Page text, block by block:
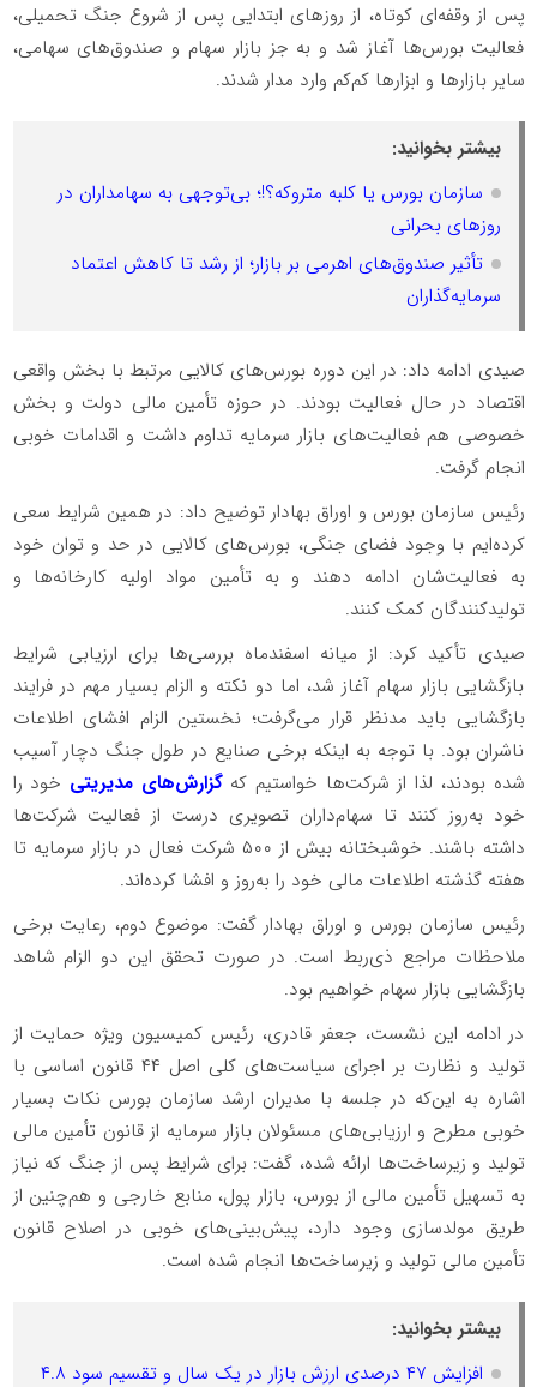
پس از وقفه‌ای کوتاه، از روز‌های ابتدایی پس از شروع جنگ تحمیلی،
فعالیت بورس‌ها آغاز شد و به جز بازار سهام و صندوق‌های سهامی،
سایر بازار‌ها و ابزار‌ها کم‌کم وارد مدار شدند.
بیشتر بخوانید:
سازمان بورس یا کلبه متروکه؟!؛ بی‌توجهی به سهامداران در
روزهای بحرانی
تأثیر صندوق‌های اهرمی بر بازار؛ از رشد تا کاهش اعتماد
سرمایه‌گذاران
صیدی ادامه داد: در این دوره بورس‌های کالایی مرتبط با بخش واقعی
اقتصاد در حال فعالیت بودند. در حوزه تأمین مالی دولت و بخش
خصوصی هم فعالیت‌های بازار سرمایه تداوم داشت و اقدامات خوبی
انجام گرفت.
رئیس سازمان بورس و اوراق بهادار توضیح داد: در همین شرایط سعی
کرده‌ایم با وجود فضای جنگی، بورس‌های کالایی در حد و توان خود
به فعالیت‌شان ادامه دهند و به تأمین مواد اولیه کارخانه‌ها و
تولیدکنندگان کمک کنند.
صیدی تأکید کرد: از میانه اسفندماه بررسی‌ها برای ارزیابی شرایط
بازگشایی بازار سهام آغاز شد، اما دو نکته و الزام بسیار مهم در فرایند
بازگشایی باید مدنظر قرار می‌گرفت؛ نخستین الزام افشای اطلاعات
ناشران بود. با توجه به اینکه برخی صنایع در طول جنگ دچار آسیب
شده بودند، لذا از شرکت‌ها خواستیم که گزارش‌های مدیریتی خود را
خود به‌روز کنند تا سهام‌داران تصویری درست از فعالیت شرکت‌ها
داشته باشند. خوشبختانه بیش از ۵۰۰ شرکت فعال در بازار سرمایه تا
هفته گذشته اطلاعات مالی خود را به‌روز و افشا کرده‌اند.
رئیس سازمان بورس و اوراق بهادار گفت: موضوع دوم، رعایت برخی
ملاحظات مراجع ذی‌ربط است. در صورت تحقق این دو الزام شاهد
بازگشایی بازار سهام خواهیم بود.
در ادامه این نشست، جعفر قادری، رئیس کمیسیون ویژه حمایت از
تولید و نظارت بر اجرای سیاست‌های کلی اصل ۴۴ قانون اساسی با
اشاره به این‌که در جلسه با مدیران ارشد سازمان بورس نکات بسیار
خوبی مطرح و ارزیابی‌های مسئولان بازار سرمایه از قانون تأمین مالی
تولید و زیرساخت‌ها ارائه شده، گفت: برای شرایط پس از جنگ که نیاز
به تسهیل تأمین مالی از بورس، بازار پول، منابع خارجی و هم‌چنین از
طریق مولدسازی وجود دارد، پیش‌بینی‌های خوبی در اصلاح قانون
تأمین مالی تولید و زیرساخت‌ها انجام شده است.
بیشتر بخوانید:
افزایش ۴۷ درصدی ارزش بازار در یک سال و تقسیم سود ۴.۸